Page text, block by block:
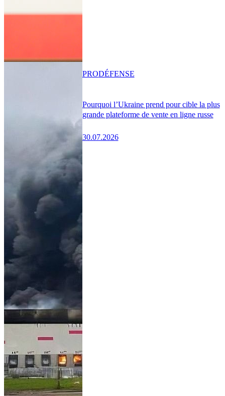
Pourquoi l’Ukraine prend pour cible la plus
grande plateforme de vente en ligne russe
30.07.2026
PRODÉFENSE